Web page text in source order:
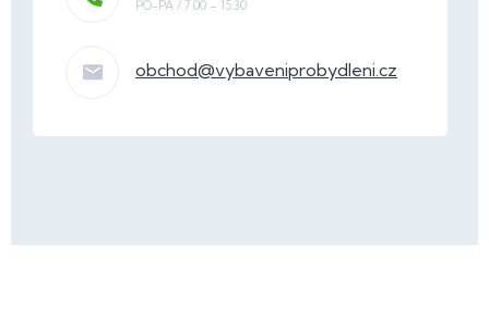
obchod@vybaveniprobydleni.cz